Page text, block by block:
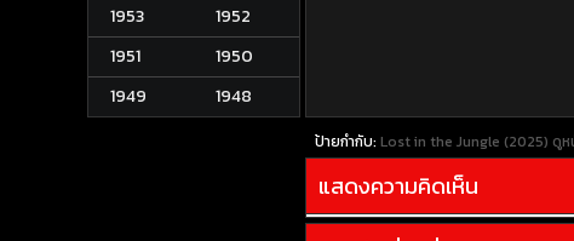
1953
1952
1951
1950
1949
1948
ป้ายกำกับ: Lost in the Jungle (2025) ดู
แสดงความคิดเห็น